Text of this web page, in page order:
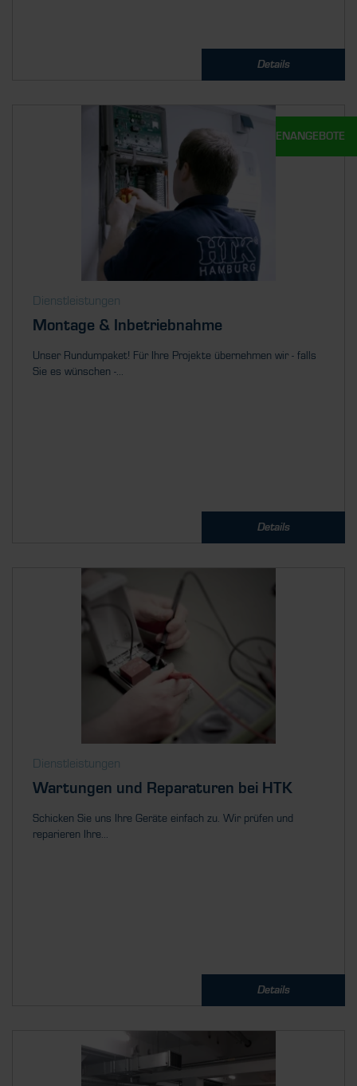
Details
Dienstleistungen
Montage & Inbetriebnahme
Unser Rundumpaket! Für Ihre Projekte übernehmen wir - falls
Sie es wünschen -...
Details
Dienstleistungen
Wartungen und Reparaturen bei HTK
Schicken Sie uns Ihre Geräte einfach zu. Wir prüfen und
reparieren Ihre...
Details
UNSERE STELLENANGEBOTE